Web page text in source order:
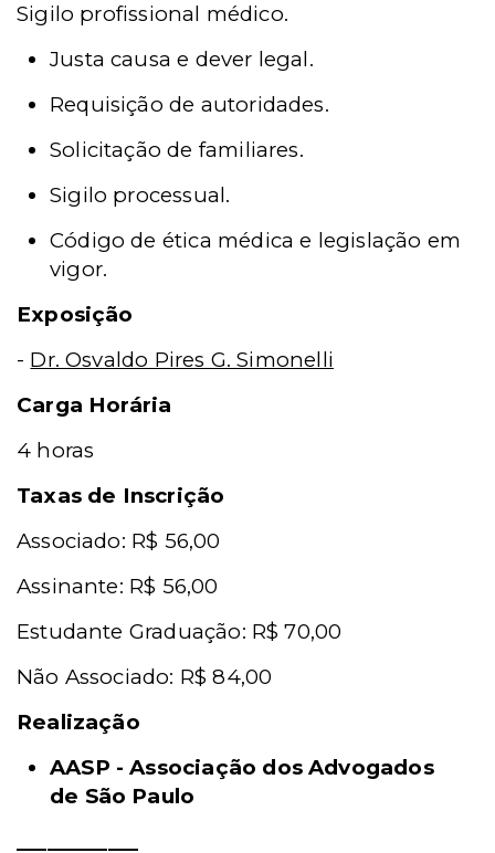
Sigilo profissional médico.
Justa causa e dever legal.
Requisição de autoridades.
Solicitação de familiares.
Sigilo processual.
Código de ética médica e legislação em
vigor.
Exposição
- Dr. Osvaldo Pires G. Simonelli
Carga Horária
4 horas
Taxas de Inscrição
Associado: R$ 56,00
Assinante: R$ 56,00
Estudante Graduação: R$ 70,00
Não Associado: R$ 84,00
Realização
AASP - Associação dos Advogados
de São Paulo